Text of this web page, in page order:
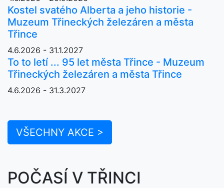
Kostel svatého Alberta a jeho historie -
Muzeum Třineckých železáren a města
Třince
4.6.2026 - 31.1.2027
To to letí ... 95 let města Třince - Muzeum
Třineckých železáren a města Třince
4.6.2026 - 31.3.2027
VŠECHNY AKCE >
POČASÍ V TŘINCI